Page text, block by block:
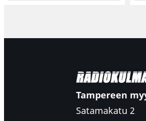
Tampereen
Satamakatu 2